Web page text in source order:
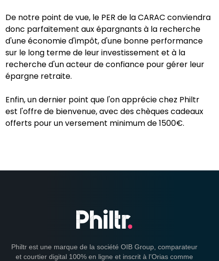
De notre point de vue, le PER de la CARAC conviendra
donc parfaitement aux épargnants à la recherche
d'une économie d'impôt, d'une bonne performance
sur le long terme de leur investissement et à la
recherche d'un acteur de confiance pour gérer leur
épargne retraite.
Enfin, un dernier point que l'on apprécie chez Philtr
est l'offre de bienvenue, avec des chèques cadeaux
offerts pour un versement minimum de 1500€.
Philtr est une marque de la société OIB Group, comparateur
et courtier digital 100% en ligne et inscrit à l’Orias comme